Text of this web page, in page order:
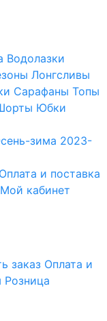
Водолазки
Лонгсливы
Сарафаны Топы
Юбки
зима 2023-
Оплата и поставка
Мой кабинет
заказ Оплата и
Розница